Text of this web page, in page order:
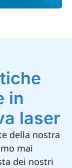
in
laser
della nostra
mai
dei nostri